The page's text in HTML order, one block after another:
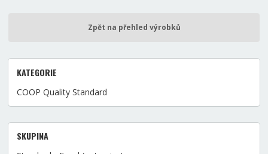
Zpět na přehled výrobků
KATEGORIE
COOP Quality Standard
SKUPINA